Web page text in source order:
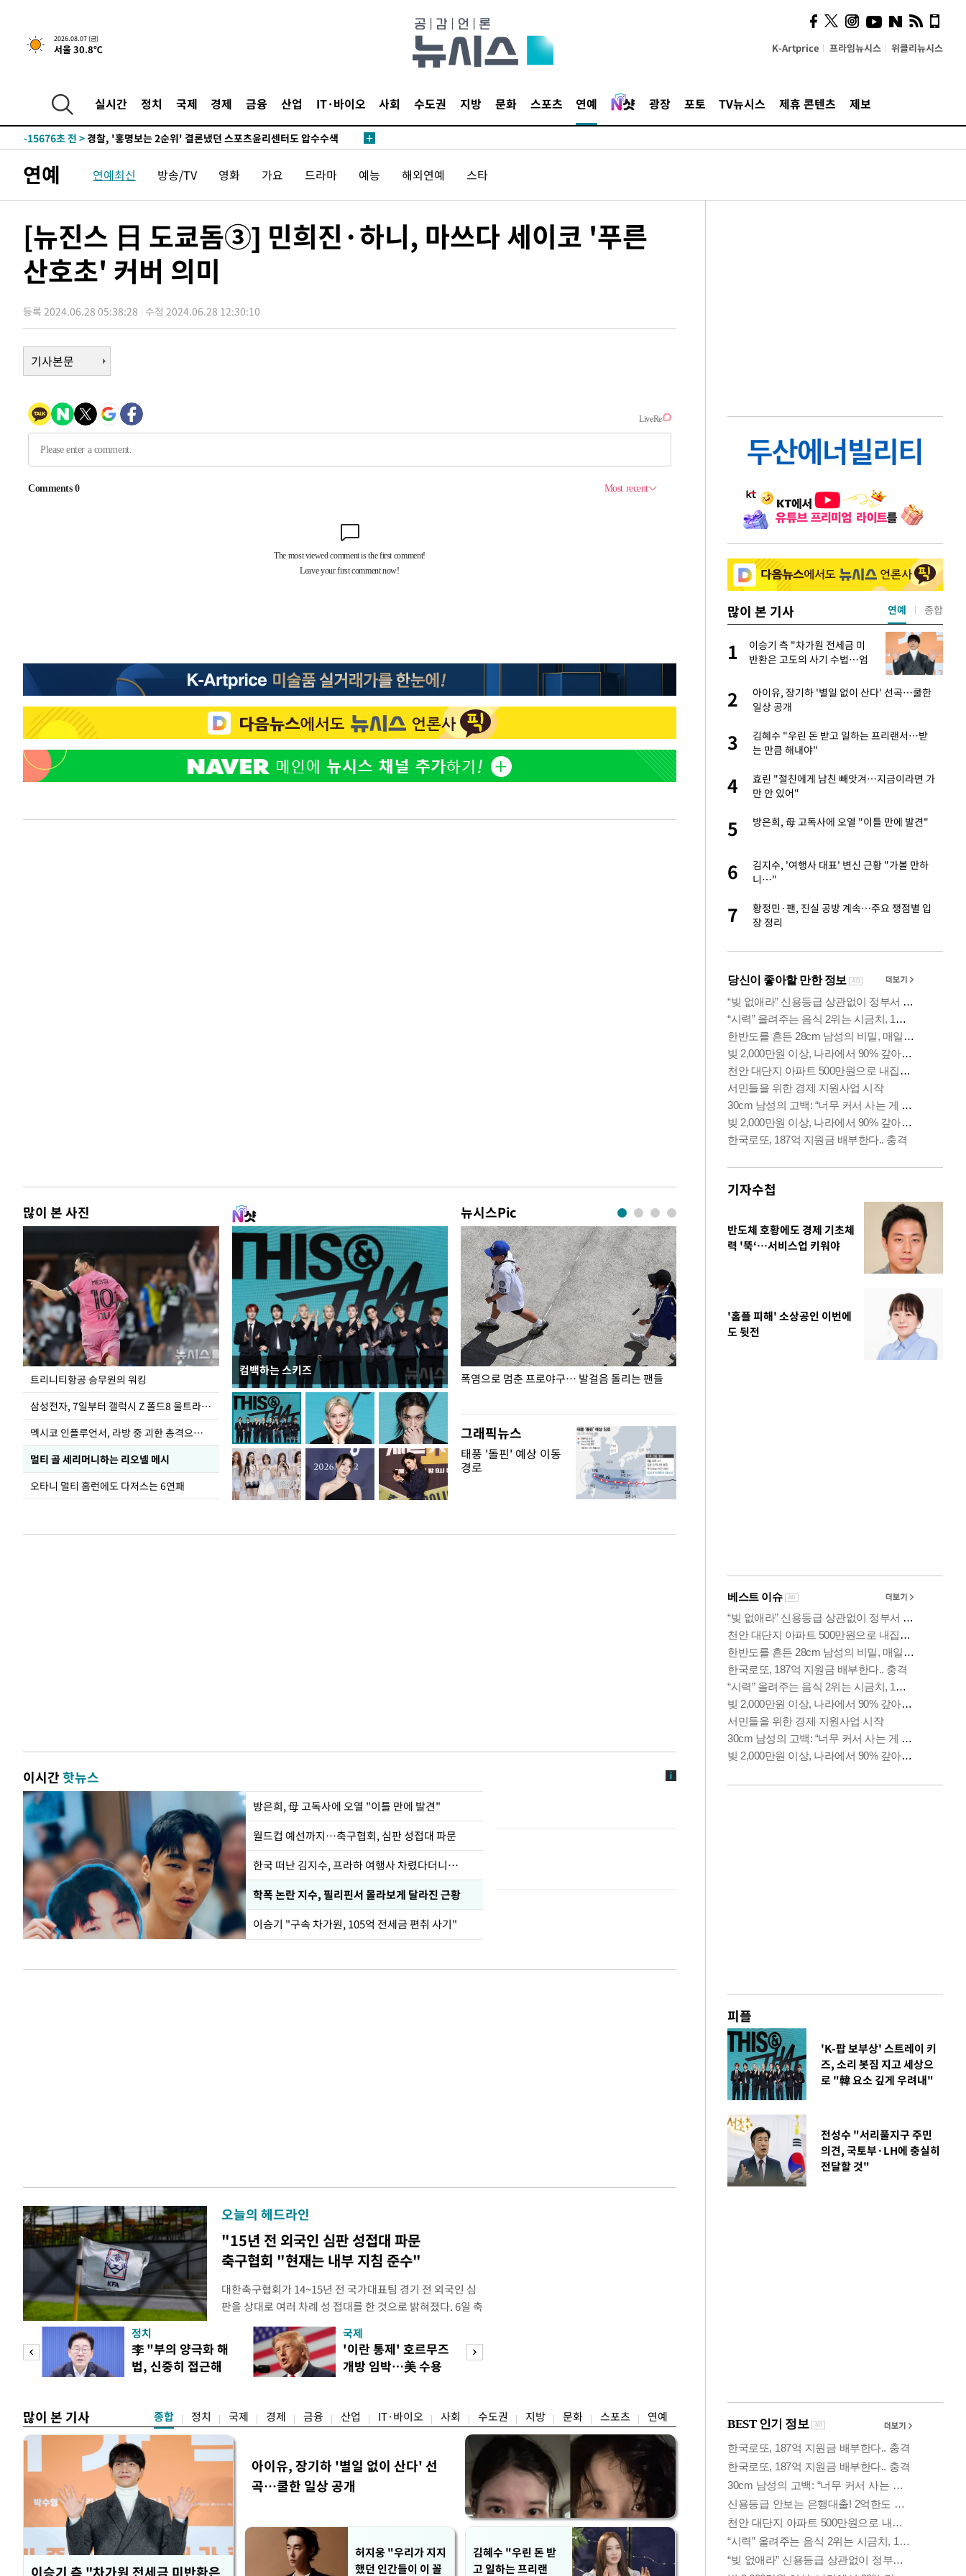
2026.08.07 (금)
서울 30.8℃ K-Artprice 프라임뉴시스 위클리뉴시스
실시간 정치 국제 경제 금융 산업 IT·바이오 사회 수도권 지방 문화 스포츠 연예 광장 포토 TV뉴시스 제휴 콘텐츠 제보
5시간 전 >내일까지 39도 '펄펄'…기상청 "태풍 지나며 폭염 잠시 꺾인다"
-16991초 전 >
축구협회, 15년 전 심판 성 접대 파문에 "현재는 내부 지침 준수"
-15676초 전 >경찰, '홍명보는 2순위' 결론냈던 스포츠윤리센터도 압수수색
-1272초 전 >[속보]합참 "北 발사체는 단거리탄도미사일…감시·경계태세 강화"
-1020초 전 >
日방위성, 北이 동해로 쏜 발사체는 탄도미사일 가능성
9분 전 >[속보] SKT, 에이닷 서비스 장애 발생…"원인 파악 중"
29분 전 >'낮 최고 39도' 불볕더위…한밤 열대야도 계속[내일날씨]
29분 전 >[속보]7~9일 프로야구 3연전도 폭염 취소…11일 재개
35분 전 >"韓 외환시장 개입 관측 배경엔 美의 대한국 무역적자 있어"
38분 전 >
'월드컵 탈락 후폭풍' 축구협회…초유의 압수수색에 '충격·당황'
41분 전 >서울 낮 37.9도, 올여름 최고치 경신…영등포 순간 '40도'
48분 전 >[속보]종합특검, 대검 추가 압수수색…내란 중요임무종사 혐의
1시간 전 >[속보]코스닥, 800p 회복…0.26% 오른 801.67 마감
1시간 전 >[속보]코스피, 301.88포인트(4.58%) 내린 6296.38 마감
2시간 전 >"여기 떨어졌다"…다누리, 스페이스X 로켓 달 충돌 흔적 포착
3시간 전 >손흥민, 5경기 연속골 실패…LAFC는 승부차기 끝 과달라하라 격파
5시간 전 >내일까지 39도 '펄펄'…기상청 "태풍 지나며 폭염 잠시 꺾인다"
-18762초 전 >'월드컵 탈락 후폭풍' 축구협회…11시간 걸린 초유의 압수수색(종
합)
-18198초 전 >
[속보]합참 "北 발사체는 단거리탄도미사일…감시·경계태세 강화"
日방위성, 北이 동해로 쏜 발사체는 탄도미사일 가능성
35분 전 >
"韓 외환시장 개입 관측 배경엔 美의 대한국 무역적자 있어"
'월드컵 탈락 후폭풍' 축구협회…초유의 압수수색에 '충격·당황'
41분 전 >서울 낮 37.9도, 올여름 최고치 경신…영등포 순간 '40도'
48분 전 >
[속보]종합특검, 대검 추가 압수수색…내란 중요임무종사 혐의
1시간 전 >[속보]코스닥, 800p 회복…0.26% 오른 801.67 마감
1시간 전 >
[속보]코스피, 301.88포인트(4.58%) 내린 6296.38 마감
연예 연예최신 방송/TV 영화 가요 드라마 예능 해외연예 스타
[뉴진스 日 도쿄돔③] 민희진·하니, 마쓰다 세이코 '푸른
산호초' 커버 의미
등록 2024.06.28 05:38:28 수정 2024.06.28 12:30:10
기사본문
많이 본 사진
트리니티항공 승무원의 워킹
삼성전자, 7일부터 갤럭시 Z 폴드8 울트라·폴드8·플립8 출시
멕시코 인플루언서, 라방 중 괴한 총격으로 사망
멀티 골 세리머니하는 리오넬 메시
오타니 멀티 홈런에도 다저스는 6연패
컴백하는 스키즈
뉴시스Pic
입추 하루 앞둔 전남광주… 열화상 카메라에 담긴
폭염
폭염으로 멈춘 프로야구… 발걸음 돌리는 팬들
그래픽뉴스
태풍 '돌핀' 예상 이동
경로
이시간핫뉴스
방은희, 母 고독사에 오열 "이틀 만에 발견"
월드컵 예선까지…축구협회, 심판 성접대 파문
한국 떠난 김지수, 프라하 여행사 차렸다더니…
학폭 논란 지수, 필리핀서 몰라보게 달라진 근황
이승기 "구속 차가원, 105억 전세금 편취 사기"
오늘의 헤드라인
"15년 전 외국인 심판 성접대 파문
축구협회 "현재는 내부 지침 준수"
대한축구협회가 14~15년 전 국가대표팀 경기 전 외국인 심
판을 상대로 여러 차례 성 접대를 한 것으로 밝혀졌다. 6일 축
구계에 따르면 국회의 한 의원실은 축구협회가 2011~2012
년 국제심판 10여 명에게 성 접대한 사실을 확인했다. 당시
축구협회는 외국인 심판과 감독관 등 10여 명에게 한 번에
수십만원에서 많게는 100만원이 넘는 돈을 성
정치
李 "부의 양극화 해
법, 신중히 접근해
국제
'이란 통제' 호르무즈
개방 임박…美 수용
많이 본 기사 종합 정치 국제 경제 금융 산업 IT·바이오 사회 수도권 지방 문화 스포츠 연예
이승기 측 "차가원 전세금 미반환은
아이유, 장기하 '별일 없이 산다' 선
곡…쿨한 일상 공개
허지웅 "우리가 지지
했던 인간들이 이 꼴
김혜수 "우린 돈 받
고 일하는 프리랜
많이 본 기사
벌 원해"
2
아이유, 장기하 '별일 없이 산다' 선곡…쿨한
일상 공개
3
허지웅 "우리가 지지했던 인간들이 이 꼴 만
들었다"…형소법 개정에 격한 반응
4
김혜수 "우린 돈 받고 일하는 프리랜서…받
5
효린 "절친에게 남친 빼앗겨…지금이라면 가
1
이승기 측 "차가원 전세금 미
반환은 고도의 사기 수법…엄
2
아이유, 장기하 '별일 없이 산다' 선곡…쿨한
일상 공개
3
김혜수 "우린 돈 받고 일하는 프리랜서…받
는 만큼 해내야"
4
효린 "절친에게 남친 빼앗겨…지금이라면 가
만 안 있어"
5 방은희, 母 고독사에 오열 "이틀 만에 발견"
6
김지수, '여행사 대표' 변신 근황 "가볼 만하
니…"
7
황정민·팬, 진실 공방 계속…주요 쟁점별 입
장 정리
연예 종합
기자수첩
반도체 호황에도 경제 기초체
력 '뚝‘…서비스업 키워야
'홈플 피해' 소상공인 이번에
도 뒷전
피플
'K-팝 보부상' 스트레이 키
즈, 소리 봇짐 지고 세상으
로 "韓 요소 깊게 우려내"
전성수 "서리풀지구 주민
의견, 국토부·LH에 충실히
전달할 것"